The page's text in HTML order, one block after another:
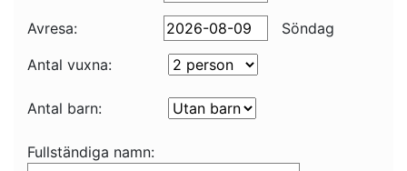
Avresa:
Söndag
Antal vuxna:
Antal barn:
Fullständiga namn: